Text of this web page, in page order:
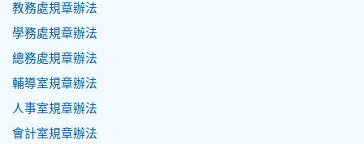
教務處規章辦法
學務處規章辦法
總務處規章辦法
輔導室規章辦法
人事室規章辦法
會計室規章辦法